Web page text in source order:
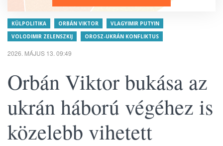
KÜLPOLITIKA ORBÁN VIKTOR
VLAGYIMIR PUTYIN
VOLODIMIR ZELENSZKIJ
OROSZ-UKRÁN KONFLIKTUS
2026. MÁJUS 13. 09:49
Orbán Viktor bukása az
ukrán háború végéhez is
közelebb vihetett